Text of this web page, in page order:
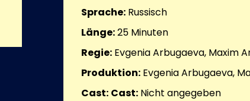
Sprache: Russisch
Länge:25 Minuten
Regie: Evgenia Arbugaeva, Maxim
Produktion: Evgenia Arbugaeva,
Cast: Cast: Nicht angegeben